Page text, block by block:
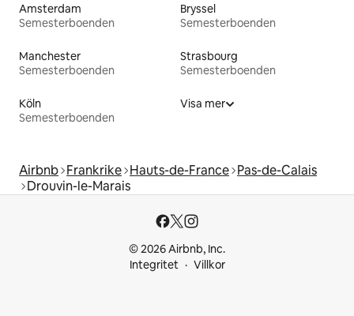
Amsterdam
Semesterboenden
Bryssel
Semesterboenden
Manchester
Semesterboenden
Strasbourg
Semesterboenden
Köln
Semesterboenden
Visa mer
Airbnb Frankrike Hauts-de-France Pas-de-Calais
Drouvin-le-Marais
© 2026 Airbnb, Inc.
Integritet
Villkor